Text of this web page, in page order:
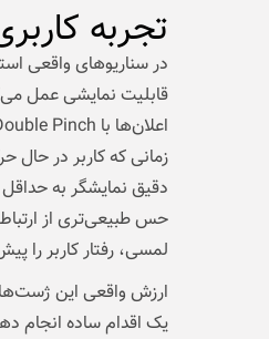
تجربه
قابلیت نمایشی عمل
زمانی که کاربر در
دقیق نمایشگر به
حس طبیعی‌تری از
لمسی، رفتار کاربر را
ارزش واقعی این ژست‌ها
یک اقدام ساده انجام